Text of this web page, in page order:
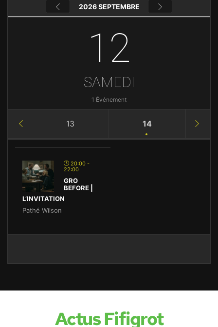
2026 SEPTEMBRE
12
SAMEDI
1 Événement
13 14
20:00 -
22:00
GRO
BEFORE |
L’INVITATION
Pathé Wilson
Actus Fifigrot